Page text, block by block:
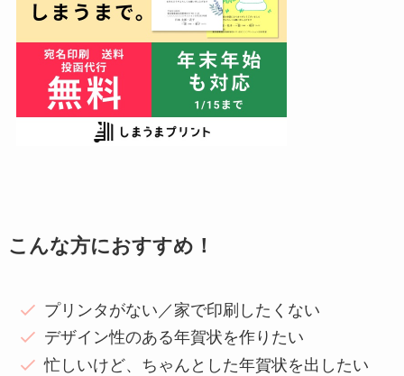
こんな方におすすめ！
プリンタがない／家で印刷したくない
デザイン性のある年賀状を作りたい
忙しいけど、ちゃんとした年賀状を出したい